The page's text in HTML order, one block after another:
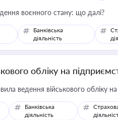
воєнного стану: що далі?
Банківська
діяльність
обліку на
ведення військового обліку
Банківська
діяльність